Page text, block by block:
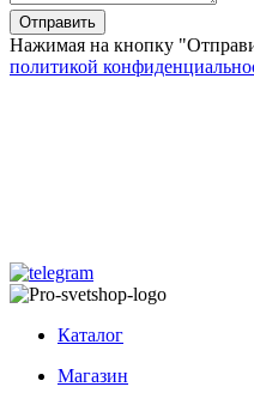
Отправить
Нажимая на кнопку
политикой
Каталог
Магазин